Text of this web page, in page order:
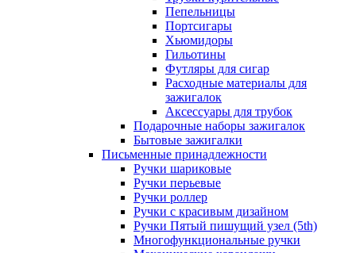
Пепельницы
Портсигары
Хьюмидоры
Гильотины
Футляры для сигар
Расходные материалы для
зажигалок
Аксессуары для трубок
Подарочные наборы зажигалок
Бытовые зажигалки
Письменные принадлежности
Ручки шариковые
Ручки перьевые
Ручки роллер
Ручки с красивым дизайном
Ручки Пятый пишущий узел (5th)
Многофункциональные ручки